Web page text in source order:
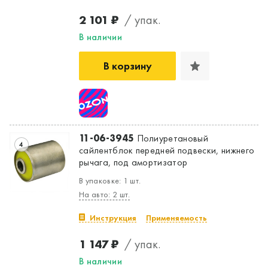
Да, верно Нет, выбрать другой
2 101 ₽ / упак.
В наличии
В корзину
4 11-06-3945 Полиуретановый
сайлентблок передней подвески, нижнего
рычага, под амортизатор
В упаковке: 1 шт.
На авто: 2 шт.
Инструкция Применяемость
1 147 ₽ / упак.
В наличии